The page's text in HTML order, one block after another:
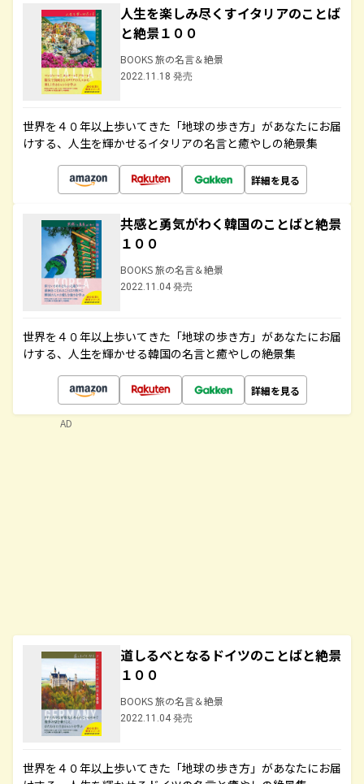
人生を楽しみ尽くすイタリアのことば
と絶景１００
BOOKS 旅の名言＆絶景
2022.11.18 発売
世界を４０年以上歩いてきた「地球の歩き方」があなたにお届
けする、人生を輝かせるイタリアの名言と癒やしの絶景集
詳細を見る
共感と勇気がわく韓国のことばと絶景
１００
BOOKS 旅の名言＆絶景
2022.11.04 発売
世界を４０年以上歩いてきた「地球の歩き方」があなたにお届
けする、人生を輝かせる韓国の名言と癒やしの絶景集
詳細を見る
道しるべとなるドイツのことばと絶景
１００
BOOKS 旅の名言＆絶景
2022.11.04 発売
世界を４０年以上歩いてきた「地球の歩き方」があなたにお届
AD